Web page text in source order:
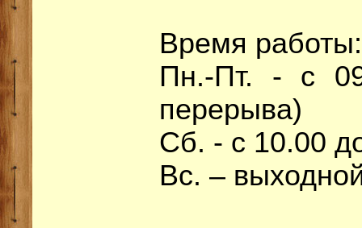
Время работы:
Пн.-Пт. - с
перерыва)
Сб. - с 10.00
Вс. –